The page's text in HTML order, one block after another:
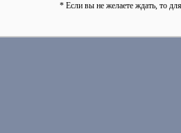
* Если вы не желаете ждать, то